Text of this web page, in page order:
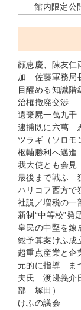
館内限定公
顔恵慶、陳友
加 佐藤軍務局
目醒める知識
治権撤廃交渉
遺棄屍一萬九
逮捕既に六萬
ツラギ（ソロ
枢軸勝利へ邁
我大使とも会見
最後まで戦ふ
ハリコフ西方で
社説／増税の一
新制“中等校”
皇民の中堅を
総予算案けふ成
超重点産業と
元的に指導 ま
夫氏 渡邊義
部 塚田）
けふの議会